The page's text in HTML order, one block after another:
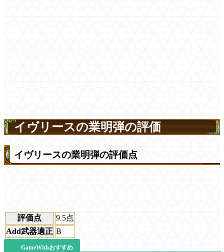
イヴリースの業明弾の評価
イヴリースの業明弾の評価点
評価点 9.5点
Add武器適正 B
GameWithおすすめ